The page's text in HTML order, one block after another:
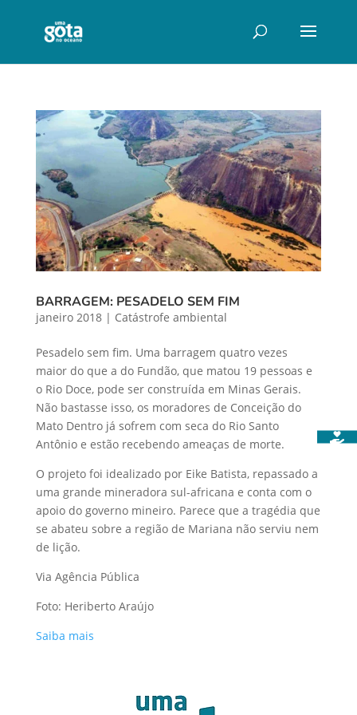
BARRAGEM: PESADELO SEM FIM
janeiro 2018| Catástrofe ambiental
Pesadelo sem fim. Uma barragem quatro vezes
maior do que a do Fundão, que matou 19 pessoas e
o Rio Doce, pode ser construída em Minas Gerais.
Não bastasse isso, os moradores de Conceição do
Mato Dentro já sofrem com seca do Rio Santo
Antônio e estão recebendo ameaças de morte.
O projeto foi idealizado por Eike Batista, repassado a
uma grande mineradora sul-africana e conta com o
apoio do governo mineiro. Parece que a tragédia que
se abateu sobre a região de Mariana não serviu nem
de lição.
Via Agência Pública
Foto: Heriberto Araújo
Saiba mais